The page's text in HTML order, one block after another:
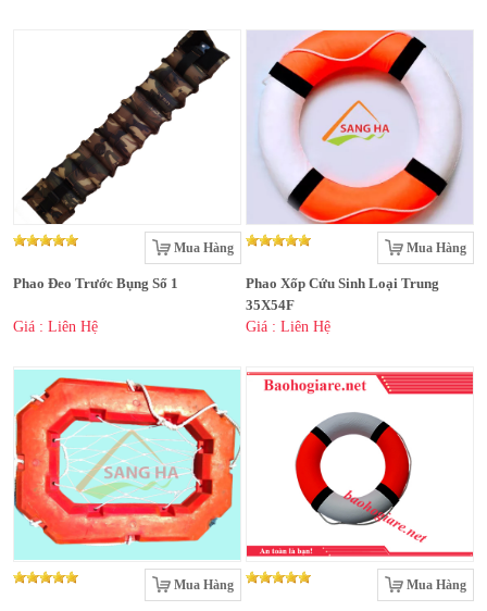
Mua Hàng
Phao Đeo Trước Bụng Số 1
Giá : Liên Hệ
Mua Hàng
Phao Xốp Cứu Sinh Loại Trung
35X54F
Giá : Liên Hệ
Mua Hàng Mua Hàng